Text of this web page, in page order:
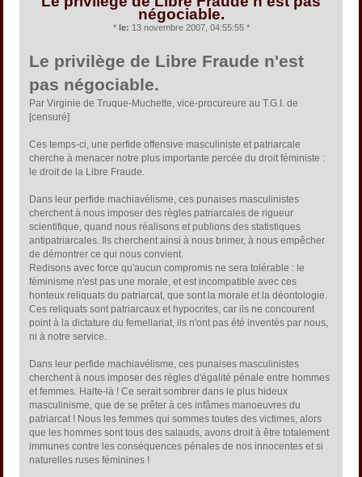
négociable.
* le: 13 novembre 2007, 04:55:55 *
Le privilège de Libre Fraude n'est
pas négociable.
Par Virginie de Truque-Muchette, vice-procureure au T.G.I. de
[censuré]
Ces temps-ci, une perfide offensive masculiniste et patriarcale
cherche à menacer notre plus importante percée du droit féministe :
le droit de la Libre Fraude.
Dans leur perfide machiavélisme, ces punaises masculinistes
cherchent à nous imposer des règles patriarcales de rigueur
scientifique, quand nous réalisons et publions des statistiques
antipatriarcales. Ils cherchent ainsi à nous brimer, à nous empêcher
de démontrer ce qui nous convient.
Redisons avec force qu'aucun compromis ne sera tolérable : le
féminisme n'est pas une morale, et est incompatible avec ces
honteux reliquats du patriarcat, que sont la morale et la déontologie.
Ces reliquats sont patriarcaux et hypocrites, car ils ne concourent
point à la dictature du femellariat, ils n'ont pas été inventés par nous,
ni à notre service.
Dans leur perfide machiavélisme, ces punaises masculinistes
cherchent à nous imposer des règles d'égalité pénale entre hommes
et femmes. Halte-là ! Ce serait sombrer dans le plus hideux
masculinisme, que de se prêter à ces infâmes manoeuvres du
patriarcat ! Nous les femmes qui sommes toutes des victimes, alors
que les hommes sont tous des salauds, avons droit à être totalement
immunes contre les conséquences pénales de nos innocentes et si
naturelles ruses féminines !